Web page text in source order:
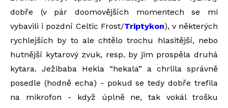
dobře (v pár doomovějších momentech se mi
vybavili i pozdní Celtic Frost/Triptykon), v některých
rychlejších by to ale chtělo trochu hlasitější, nebo
hutnější kytarový zvuk, resp. by jim prospěla druhá
kytara. Ježibaba Hekla “hekala” a chrlila správně
posedle (hodně echa) - pokud se tedy dobře trefila
na mikrofon - když úplně ne, tak vokál trošku